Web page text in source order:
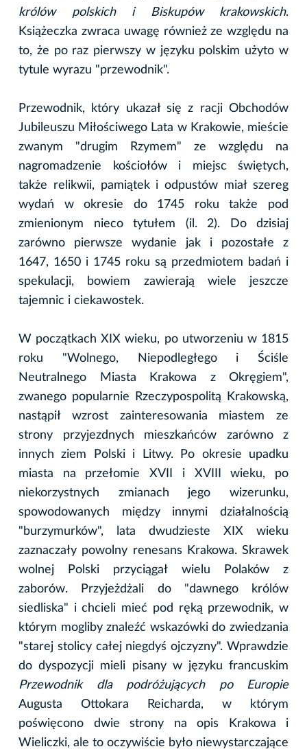
królów polskich i Biskupów krakowskich.
Książeczka zwraca uwagę również ze względu na
to, że po raz pierwszy w języku polskim użyto w
tytule wyrazu "przewodnik".
Przewodnik, który ukazał się z racji Obchodów
Jubileuszu Miłościwego Lata w Krakowie, mieście
zwanym "drugim Rzymem" ze względu na
nagromadzenie kościołów i miejsc świętych,
także relikwii, pamiątek i odpustów miał szereg
wydań w okresie do 1745 roku także pod
zmienionym nieco tytułem (il. 2). Do dzisiaj
zarówno pierwsze wydanie jak i pozostałe z
1647, 1650 i 1745 roku są przedmiotem badań i
spekulacji, bowiem zawierają wiele jeszcze
tajemnic i ciekawostek.
W początkach XIX wieku, po utworzeniu w 1815
roku "Wolnego, Niepodległego i Ściśle
Neutralnego Miasta Krakowa z Okręgiem",
zwanego popularnie Rzeczypospolitą Krakowską,
nastąpił wzrost zainteresowania miastem ze
strony przyjezdnych mieszkańców zarówno z
innych ziem Polski i Litwy. Po okresie upadku
miasta na przełomie XVII i XVIII wieku, po
niekorzystnych zmianach jego wizerunku,
spowodowanych między innymi działalnością
"burzymurków", lata dwudzieste XIX wieku
zaznaczały powolny renesans Krakowa. Skrawek
wolnej Polski przyciągał wielu Polaków z
zaborów. Przyjeżdżali do "dawnego królów
siedliska" i chcieli mieć pod ręką przewodnik, w
którym mogliby znaleźć wskazówki do zwiedzania
"starej stolicy całej niegdyś ojczyzny". Wprawdzie
do dyspozycji mieli pisany w języku francuskim
Przewodnik dla podróżujących po Europie
Augusta Ottokara Reicharda, w którym
poświęcono dwie strony na opis Krakowa i
Wieliczki, ale to oczywiście było niewystarczające